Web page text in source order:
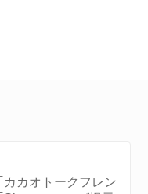
カカオトークフレン